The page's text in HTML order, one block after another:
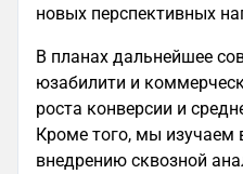
новых перспективных
В планах дальнейшее
юзабилити и
роста конверсии и
Кроме того, мы изучаем
внедрению сквозной